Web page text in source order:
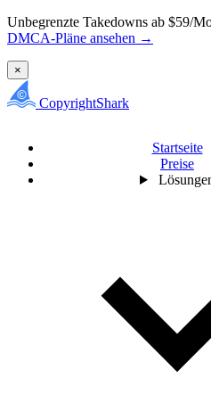
Unbegrenzte Takedowns ab $59/
DMCA-Pläne ansehen →
×
CopyrightShark
Startseite
Preise